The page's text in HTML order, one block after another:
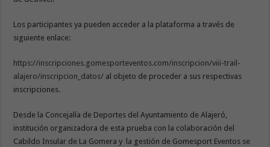
Los participantes ya pueden acceder a la plataforma a través de
siguiente enlace:
https://inscripciones.gomesporteventos.com/inscripcion/viii-trail-
alajero/inscripcion_datos/ al objeto de proceder a sus respectivas
inscripciones.
Desde la Concejalía de Deportes del Ayuntamiento de Alajeró,
institución organizadora de esta prueba con la colaboración del
Cabildo Insular de La Gomera y la gestión de Gomesport Eventos se